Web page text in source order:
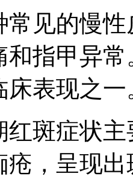
常见的慢
和指甲异
床表现之一
红斑症状
疮，呈现